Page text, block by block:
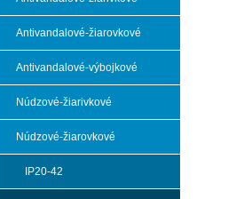
Antivandalové-žiarovkové
Antivandalové-výbojkové
Núdzové-žiarivkové
Núdzové-žiarovkové
IP20-42